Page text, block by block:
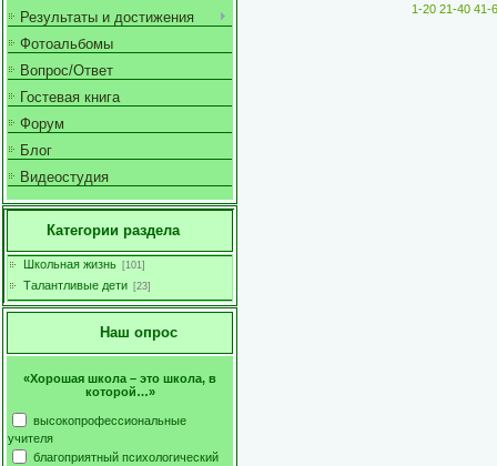
Результаты и достижения
Фотоальбомы
Вопрос/Ответ
Гостевая книга
Форум
Блог
Видеостудия
Категории раздела
Школьная жизнь [101]
Талантливые дети [23]
Наш опрос
«Хорошая школа – это школа, в
которой…»
высокопрофессиональные
учителя
благоприятный психологический
1-20 21-40 41-